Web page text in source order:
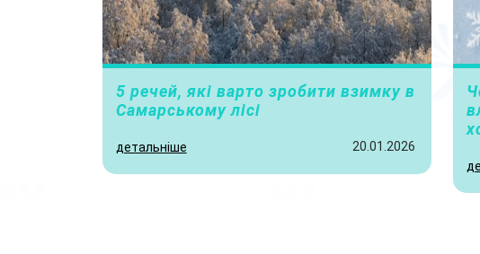
5 речей, які варто зробити взимку в
Самарському лісі
детальніше 20.01.2026